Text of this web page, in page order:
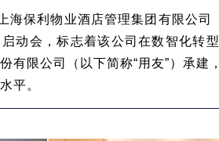
海保利物业酒店管理集团有限公司
动会，标志着该公司在数智化转
有限公司（以下简称“用友”）承建
平。